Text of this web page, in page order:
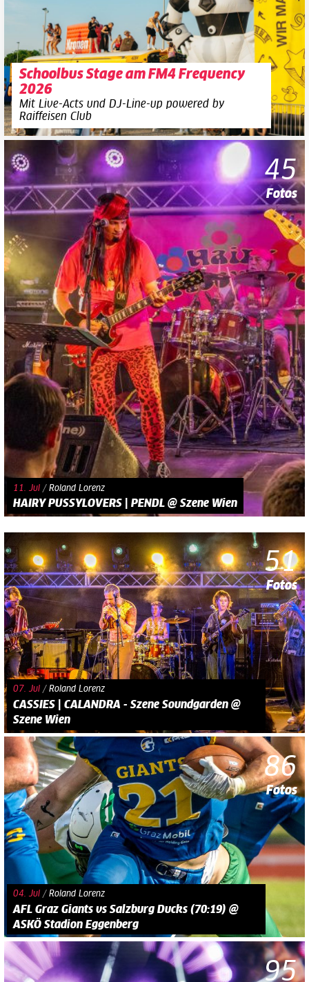
Schoolbus Stage am FM4 Frequency
2026
Mit Live-Acts und DJ-Line-up powered by
Raiffeisen Club
11. Jul / Roland Lorenz
HAIRY PUSSYLOVERS | PENDL @ Szene Wien
45
Fotos
07. Jul / Roland Lorenz
CASSIES | CALANDRA - Szene Soundgarden @
Szene Wien
51
Fotos
04. Jul / Roland Lorenz
AFL Graz Giants vs Salzburg Ducks (70:19) @
ASKÖ Stadion Eggenberg
86
Fotos
95